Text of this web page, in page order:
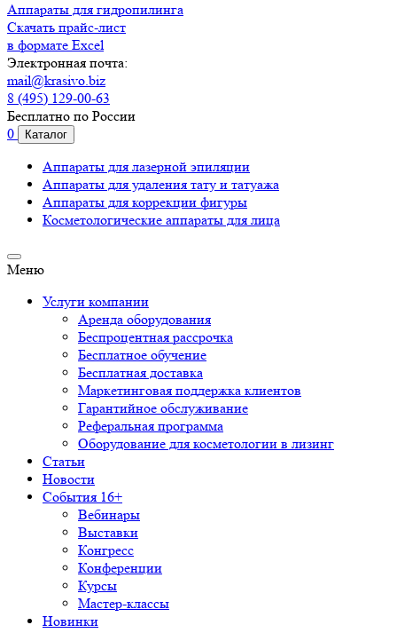
Аппараты для гидропилинга
Скачать прайс-лист
в формате Excel
Электронная почта:
mail@krasivo.biz
8 (495) 129-00-63
Бесплатно по России
0
Каталог
Аппараты для лазерной эпиляции
Аппараты для удаления тату и татуажа
Аппараты для коррекции фигуры
Косметологические аппараты для лица
Меню
Услуги компании
Аренда оборудования
Беспроцентная рассрочка
Бесплатное обучение
Бесплатная доставка
Маркетинговая поддержка клиентов
Гарантийное обслуживание
Реферальная программа
Оборудование для косметологии в лизинг
Статьи
Новости
События 16+
Вебинары
Выставки
Конгресс
Конференции
Курсы
Мастер-классы
Новинки